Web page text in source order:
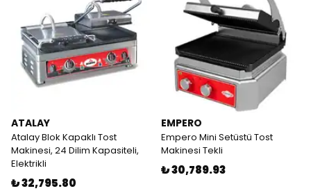
ATALAY
Atalay Blok Kapaklı Tost
Makinesi, 24 Dilim Kapasiteli,
Elektrikli
₺ 32,795.80
EMPERO
Empero Mini Setüstü Tost
Makinesi Tekli
₺ 30,789.93